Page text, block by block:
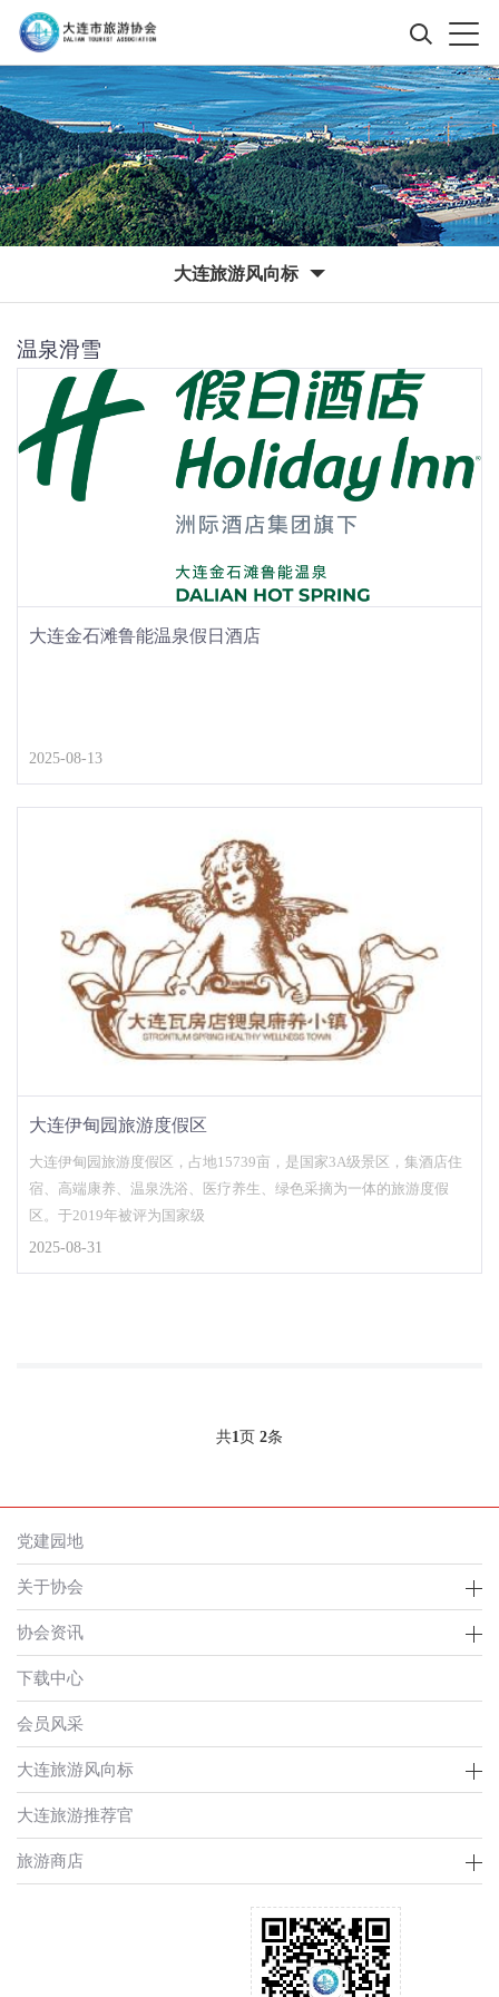
大连旅游风向标
温泉滑雪
大连金石滩鲁能温泉假日酒店
2025-08-13
大连伊甸园旅游度假区
大连伊甸园旅游度假区，占地15739亩，是国家3A级景区，集酒店住
宿、高端康养、温泉洗浴、医疗养生、绿色采摘为一体的旅游度假
区。于2019年被评为国家级
2025-08-31
共1 页 2条
党建园地
关于协会
协会资讯
下载中心
会员风采
大连旅游风向标
大连旅游推荐官
旅游商店